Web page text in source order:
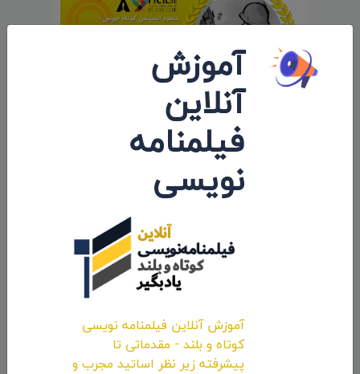
حضور انیمیشن کوتاه «پوتین» سید محسن
آموزش
آنلاین
فیلمنامه
نویسی
آموزش آنلاین فیلمنامه نویسی
کوتاه و بلند - مقدماتی تا
پیشرفته زیر نظر اساتید مجرب و